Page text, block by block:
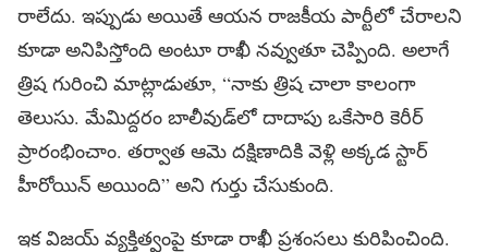
రాలేదు. ఇప్పుడు అయితే ఆయన రాజకీయ పార్టీలో చేరాలని
కూడా అనిపిస్తోంది అంటూ రాఖీ నవ్వుతూ చెప్పింది. అలాగే
త్రిష గురించి మాట్లాడుతూ, “నాకు త్రిష చాలా కాలంగా
తెలుసు. మేమిద్దరం బాలీవుడ్‌లో దాదాపు ఒకేసారి కెరీర్
ప్రారంభించాం. తర్వాత ఆమె దక్షిణాదికి వెళ్లి అక్కడ స్టార్
హీరోయిన్ అయింది” అని గుర్తు చేసుకుంది.
ఇక విజయ్ వ్యక్తిత్వంపై కూడా రాఖీ ప్రశంసలు కురిపించింది.